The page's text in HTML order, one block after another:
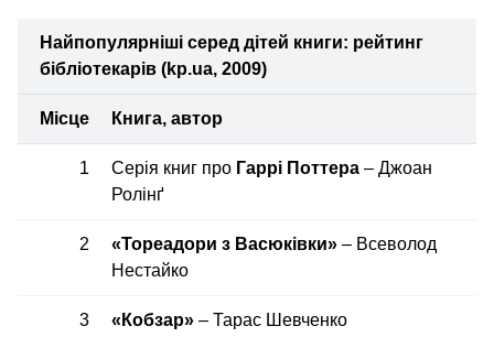
Найпопулярніші серед дітей книги: рейтинг
бібліотекарів (kp.ua, 2009)
Місце Книга, автор
1 Серія книг про Гаррі Поттера – Джоан
Ролінґ
2 «Тореадори з Васюківки» – Всеволод
Нестайко
3 «Кобзар» – Тарас Шевченко